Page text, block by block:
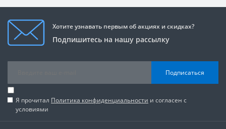
Хотите узнавать первым об акциях и скидках?
Подпишитесь на нашу рассылку
Подписаться
Я прочитал Политика конфиденциальности и согласен с
условиями